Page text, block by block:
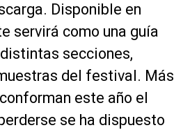
Disponible en
servirá como una guía
secciones,
del festival. Más
este año el
se ha dispuesto